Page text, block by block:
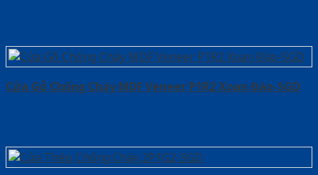
Cửa Gỗ Chống Cháy MDF Veneer P1R2 Xoan Đào-SGD